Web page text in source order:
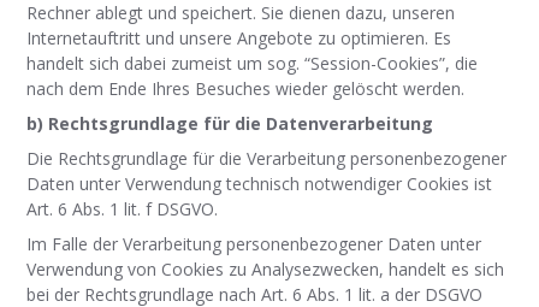
Rechner ablegt und speichert. Sie dienen dazu, unseren
Internetauftritt und unsere Angebote zu optimieren. Es
handelt sich dabei zumeist um sog. “Session-Cookies”, die
nach dem Ende Ihres Besuches wieder gelöscht werden.
b) Rechtsgrundlage für die Datenverarbeitung
Die Rechtsgrundlage für die Verarbeitung personenbezogener
Daten unter Verwendung technisch notwendiger Cookies ist
Art. 6 Abs. 1 lit. f DSGVO.
Im Falle der Verarbeitung personenbezogener Daten unter
Verwendung von Cookies zu Analysezwecken, handelt es sich
bei der Rechtsgrundlage nach Art. 6 Abs. 1 lit. a der DSGVO